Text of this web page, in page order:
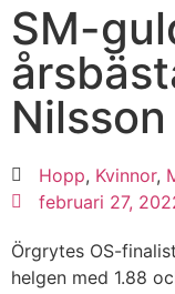
SM-
Nilsson
Hopp, Kvinnor,
februari 27,
Örgrytes OS-
helgen med 1.88